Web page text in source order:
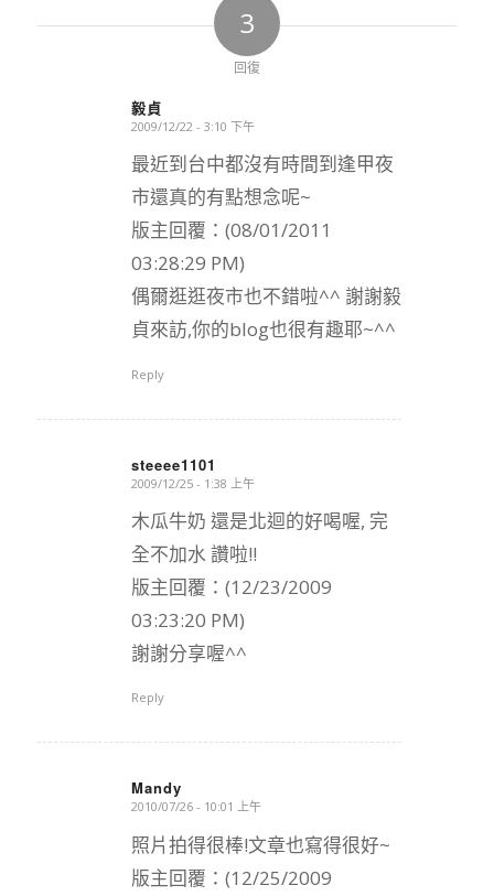
3
回復
毅貞
says:
2009/12/22 - 3:10 下午
最近到台中都沒有時間到逢甲夜
市還真的有點想念呢~
版主回覆：(08/01/2011
03:28:29 PM)
偶爾逛逛夜市也不錯啦^^ 謝謝毅
貞來訪,你的blog也很有趣耶~^^
Reply
steeee1101
says:
2009/12/25 - 1:38 上午
木瓜牛奶 還是北迴的好喝喔, 完
全不加水 讚啦!!
版主回覆：(12/23/2009
03:23:20 PM)
謝謝分享喔^^
Reply
Mandy
says:
2010/07/26 - 10:01 上午
照片拍得很棒!文章也寫得很好~
版主回覆：(12/25/2009